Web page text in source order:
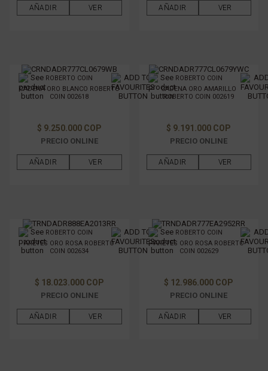
AÑADIR VER AÑADIR VER
ROBERTO COIN
CADENA ORO BLANCO ROBERTO
COIN 002618
$ 9.250.000 COP
PRECIO ONLINE
AÑADIR VER
ROBERTO COIN
CADENA ORO AMARILLO
ROBERTO COIN 002619
$ 9.191.000 COP
PRECIO ONLINE
AÑADIR VER
ROBERTO COIN
ARETES ORO ROSA ROBERTO
COIN 002634
$ 18.023.000 COP
PRECIO ONLINE
AÑADIR VER
ROBERTO COIN
ARETES ORO ROSA ROBERTO
COIN 002629
$ 12.986.000 COP
PRECIO ONLINE
AÑADIR VER